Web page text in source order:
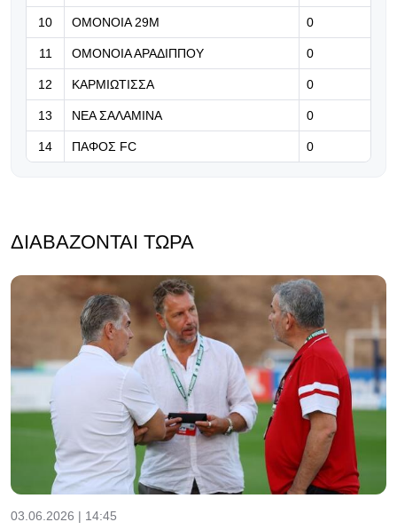
10 ΟΜΟΝΟΙΑ 29Μ 0
11 ΟΜΟΝΟΙΑ ΑΡΑΔΙΠΠΟΥ 0
12 ΚΑΡΜΙΩΤΙΣΣΑ 0
13 ΝΕΑ ΣΑΛΑΜΙΝΑ 0
14 ΠΑΦΟΣ FC 0
ΔΙΑΒΆΖΟΝΤΑΙ ΤΏΡΑ
03.06.2026 | 14:45